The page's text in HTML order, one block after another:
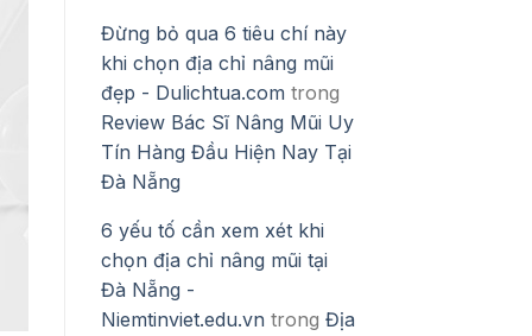
Đừng bỏ qua 6 tiêu chí này
khi chọn địa chỉ nâng mũi
đẹp - Dulichtua.com trong
Review Bác Sĩ Nâng Mũi Uy
Tín Hàng Đầu Hiện Nay Tại
Đà Nẵng
6 yếu tố cần xem xét khi
chọn địa chỉ nâng mũi tại
Đà Nẵng -
Niemtinviet.edu.vn trong Địa